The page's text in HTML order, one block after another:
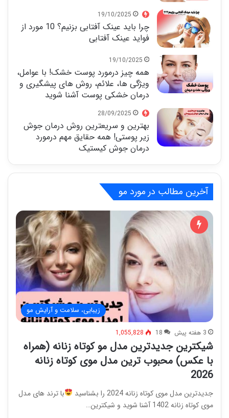
19/10/2025
چرا باید عینک آفتابی بزنیم؟ 10 مورد از
فواید عینک آفتابی
19/10/2025
همه چیز درمورد پوست خشک! با عوامل،
ویژگی ها، علائم، روش های پیشگیری و
درمان خشکی پوست آشنا شوید
28/09/2025
بهترین و سریعترین روش‎ درمان جوش
زیر پوستی! همه حقایق مهم درمورد
درمان جوش کیستیک
آخرین مطالب در مورد مو
زیبایی، سلامت و آرایش مو
3 هفته پیش 18
1,055,828
شیکترین جدیدترین مدل مو کوتاه زنانه (همراه
با عکس) محبوب ترین مدل موی کوتاه زنانه
2026
جدیدترین مدل موی کوتاه زنانه 2024 را بشناسید
با ترند های مدل
موی کوتاه زنانه 1402 آشنا شوید و شیکترین…